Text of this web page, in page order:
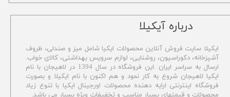
​درباره آیکیلا
ایکیلا سایت فروش آنلاین محصولات ایکیا شامل میز و صندلی، ظروف
آشپزخانه، دکوراسیون، روشنایی، لوازم سرویس بهداشتی، کالای خواب.
ارسال به سراسر ایران .این فروشگاه در سال 1394 در لاهیجان با نام
ایکیا لاهیجان شروع به کار نمود و هم اکنون با نام ایکیلا و بصورت
فروشگاه اینترنتی ارایه دهنده محصولات اورجینال ایکیا با تنوع زیاد